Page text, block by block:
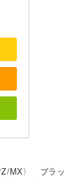
MX〉 ブラッ